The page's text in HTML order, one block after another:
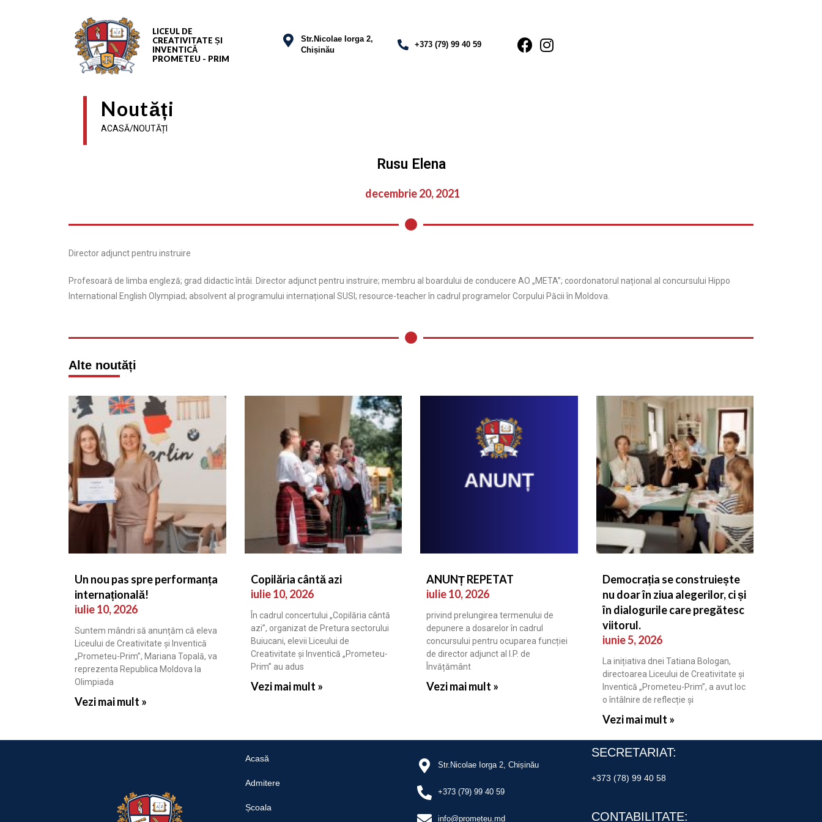
LICEUL DE
CREATIVITATE ȘI
INVENTICĂ
PROMETEU - PRIM
Str.Nicolae Iorga 2,
Chișinău
+373 (79) 99 40 59
Noutăți
ACASĂ/NOUTĂȚI
Rusu Elena
decembrie 20, 2021
Director adjunct pentru instruire
Profesoară de limba engleză; grad didactic întâi. Director adjunct pentru instruire; membru al boardului de conducere AO „META”; coordonatorul național al concursului Hippo
International English Olympiad; absolvent al programului internațional SUSI; resource-teacher în cadrul programelor Corpului Păcii în Moldova.
Alte noutăți
Un nou pas spre performanța
internațională!
iulie 10, 2026
Suntem mândri să anunțăm că eleva
Liceului de Creativitate și Inventică
„Prometeu-Prim”, Mariana Topală, va
reprezenta Republica Moldova la
Olimpiada
Vezi mai mult »
Copilăria cântă azi
iulie 10, 2026
În cadrul concertului „Copilăria cântă
azi”, organizat de Pretura sectorului
Buiucani, elevii Liceului de
Creativitate și Inventică „Prometeu-
Prim” au adus
Vezi mai mult »
ANUNȚ REPETAT
iulie 10, 2026
privind prelungirea termenului de
depunere a dosarelor în cadrul
concursului pentru ocuparea funcției
de director adjunct al I.P. de
Învățământ
Vezi mai mult »
Democrația se construiește
nu doar în ziua alegerilor, ci și
în dialogurile care pregătesc
viitorul.
iunie 5, 2026
La inițiativa dnei Tatiana Bologan,
directoarea Liceului de Creativitate și
Inventică „Prometeu-Prim”, a avut loc
o întâlnire de reflecție și
Vezi mai mult »
Acasă
Admitere
Școala
Str.Nicolae Iorga 2, Chișinău
+373 (79) 99 40 59
info@prometeu.md
SECRETARIAT:
+373 (78) 99 40 58
CONTABILITATE: